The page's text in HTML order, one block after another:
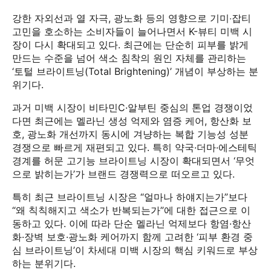
강한 자외선과 열 자극, 광노화 등의 영향으로 기미‧잡티
고민을 호소하는 소비자들이 늘어나면서 K-뷰티 미백 시
장이 다시 확대되고 있다. 최근에는 단순히 피부를 밝게
만드는 수준을 넘어 색소 침착의 원인 자체를 관리하는
‘토털 브라이트닝(Total Brightening)’ 개념이 부상하는 분
위기다.
과거 미백 시장이 비타민C·알부틴 중심의 톤업 경쟁이었
다면 최근에는 멜라닌 생성 억제와 염증 케어, 항산화 보
호, 광노화 개선까지 동시에 겨냥하는 복합 기능성 성분
경쟁으로 빠르게 재편되고 있다. 특히 약국·더마·에스테틱
경계를 허문 고기능 브라이트닝 시장이 확대되면서 ‘무엇
으로 밝히는가’가 브랜드 경쟁력으로 떠오르고 있다.
특히 최근 브라이트닝 시장은 “얼마나 하얘지는가”보다
“왜 칙칙해지고 색소가 반복되는가”에 대한 접근으로 이
동하고 있다. 이에 따라 단순 멜라닌 억제보다 항염·항산
화·장벽 보호·광노화 케어까지 함께 고려한 ‘피부 환경 중
심 브라이트닝’이 차세대 미백 시장의 핵심 키워드로 부상
하는 분위기다.